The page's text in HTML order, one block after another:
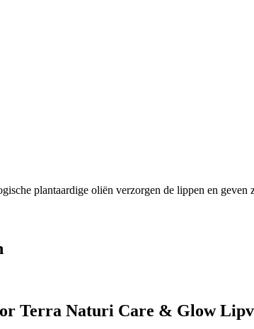
plantaardige oliën verzorgen de lippen en
Terra Naturi Care & Glow